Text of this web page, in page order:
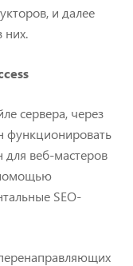
и далее
них.
сервера, через
функционировать
для веб-мастеров
SEO-